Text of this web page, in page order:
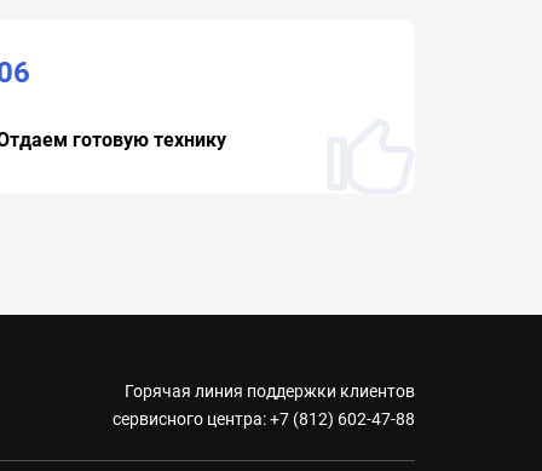
готовую технику
Горячая линия поддержки клиентов
сервисного центра:+7 (812) 602-47-88